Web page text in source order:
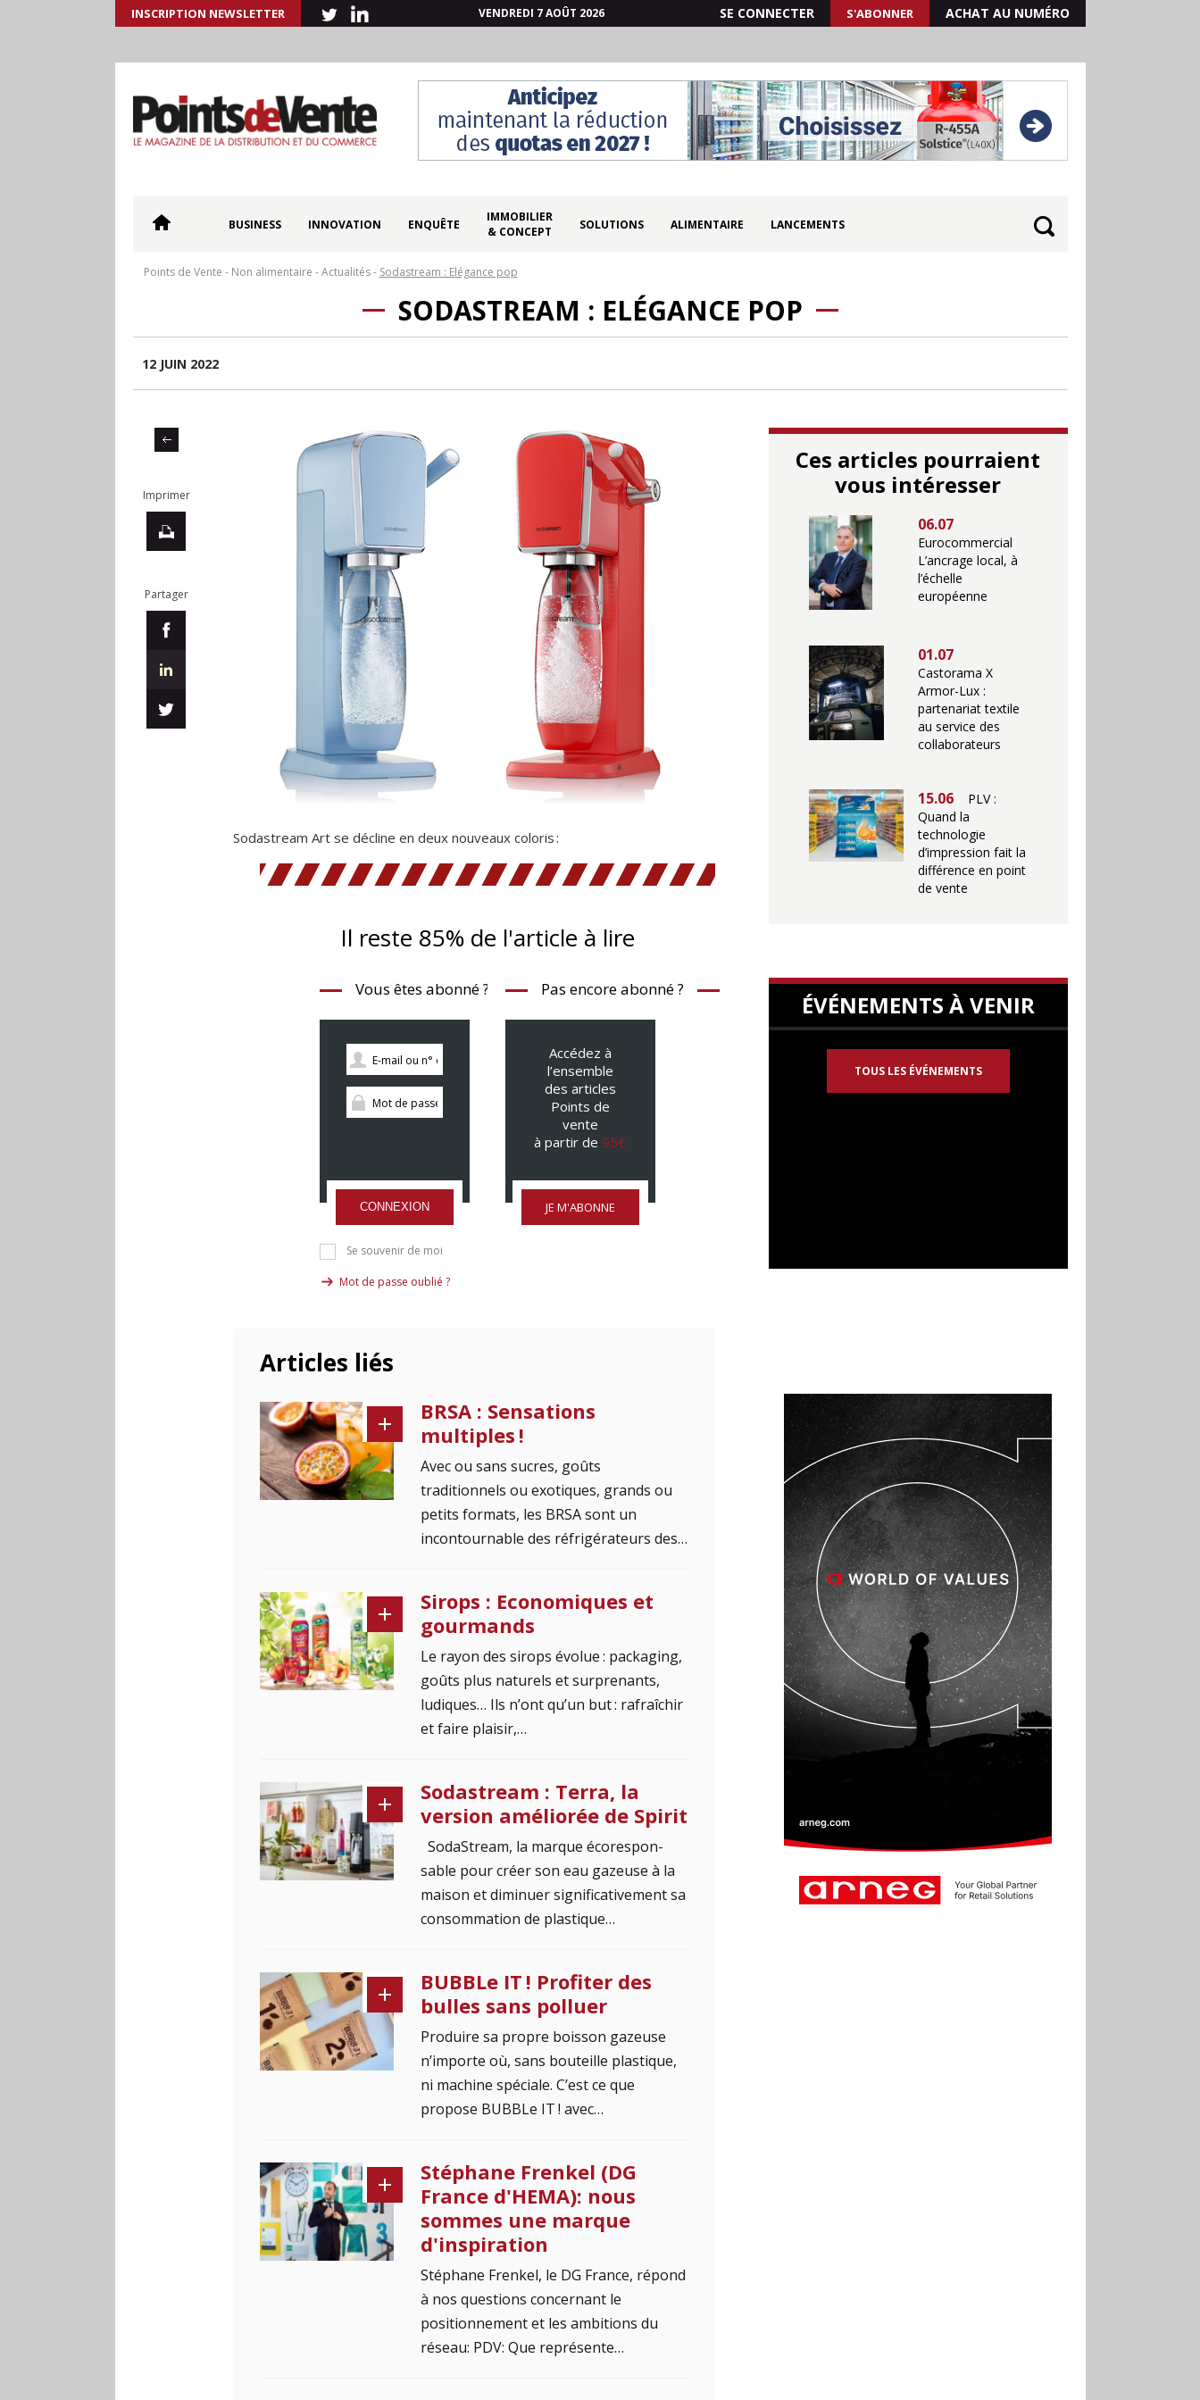
INSCRIPTION NEWSLETTER VENDREDI 7 AOÛT 2026 SE CONNECTER S'ABONNER ACHAT AU NUMÉRO
BUSINESS INNOVATION ENQUÊTE
IMMOBILIER
& CONCEPT
SOLUTIONS ALIMENTAIRE LANCEMENTS
Points de Vente - Non alimentaire -Actualités- Sodastream : Elégance pop
SODASTREAM : ELÉGANCE POP
12 JUIN 2022
Imprimer
Partager
Sodastream Art se décline en deux nouveaux coloris :
Il reste 85% de l'article à lire
Vous êtes abonné ?
CONNEXION
Se souvenir de moi
Mot de passe oublié ?
Pas encore abonné ?
Accédez à
l’ensemble
des articles
Points de
vente
à partir de 95€
JE M'ABONNE
Articles liés
BRSA : Sensations
multiples !
Avec ou sans sucres, goûts
traditionnels ou exotiques, grands ou
petits formats, les BRSA sont un
incontournable des réfrigérateurs des…
Sirops : Economiques et
gourmands
Le rayon des sirops évolue : packaging,
goûts plus naturels et surprenants,
ludiques… Ils n’ont qu’un but : rafraîchir
et faire plaisir,…
Sodastream : Terra, la
version améliorée de Spirit
SodaStream, la marque écores­pon­
sable pour créer son eau gazeuse à la
maison et diminuer significativement sa
consommation de plastique…
BUBBLe IT ! Profiter des
bulles sans polluer
Produire sa propre boisson gazeuse
n’importe où, sans bouteille plastique,
ni machine spéciale. C’est ce que
propose BUBBLe IT ! avec…
Stéphane Frenkel (DG
France d'HEMA): nous
sommes une marque
d'inspiration
Stéphane Frenkel, le DG France, répond
à nos questions concernant le
positionnement et les ambitions du
réseau: PDV: Que représente…
Ces articles pourraient
vous intéresser
06.07
Eurocommercial
L’ancrage local, à
l’échelle
européenne
01.07
Castorama X
Armor-Lux :
partenariat textile
au service des
collaborateurs
15.06
PLV :
Quand la
technologie
d’impression fait la
différence en point
de vente
ÉVÉNEMENTS À VENIR
TOUS LES ÉVÉNEMENTS